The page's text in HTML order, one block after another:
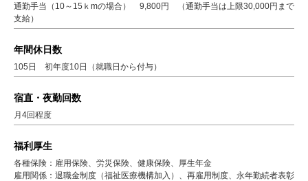
通勤手当（10～15ｋmの場合） 9,800円 （通勤手当は上限30,000円まで
支給）
年間休日数
105日 初年度10日（就職日から付与）
宿直・夜勤回数
月4回程度
福利厚生
各種保険：雇用保険、労災保険、健康保険、厚生年金
雇用関係：退職金制度（福祉医療機構加入）、再雇用制度、永年勤続者表彰